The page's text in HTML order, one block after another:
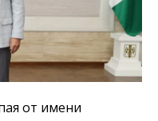
от имени